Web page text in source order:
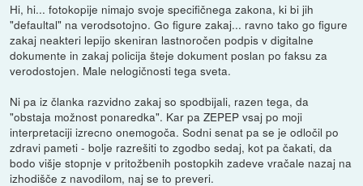
Hi, hi... fotokopije nimajo svoje specifičnega zakona, ki bi jih
"defaultal" na verodsotojno. Go figure zakaj... ravno tako go figure
zakaj neakteri lepijo skeniran lastnoročen podpis v digitalne
dokumente in zakaj policija šteje dokument poslan po faksu za
verodostojen. Male nelogičnosti tega sveta.
Ni pa iz članka razvidno zakaj so spodbijali, razen tega, da
"obstaja možnost ponaredka". Kar pa ZEPEP vsaj po moji
interpretaciji izrecno onemogoča. Sodni senat pa se je odločil po
zdravi pameti - bolje razrešiti to zgodbo sedaj, kot pa čakati, da
bodo višje stopnje v pritožbenih postopkih zadeve vračale nazaj na
izhodišče z navodilom, naj se to preveri.